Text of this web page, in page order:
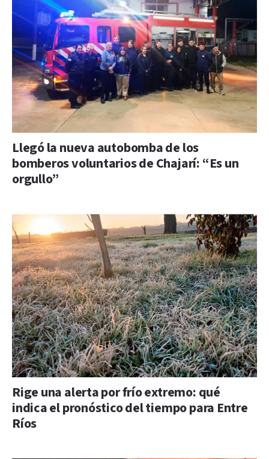
Llegó la nueva autobomba de los
bomberos voluntarios de Chajarí: “Es un
orgullo”
Rige una alerta por frío extremo: qué
indica el pronóstico del tiempo para Entre
Ríos